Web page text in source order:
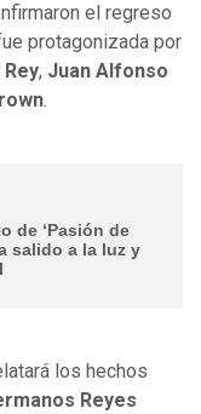
el regreso
protagonizada por
Rey, Juan Alfonso
.
de ‘Pasión de
salido a la luz y
los hechos
Reyes